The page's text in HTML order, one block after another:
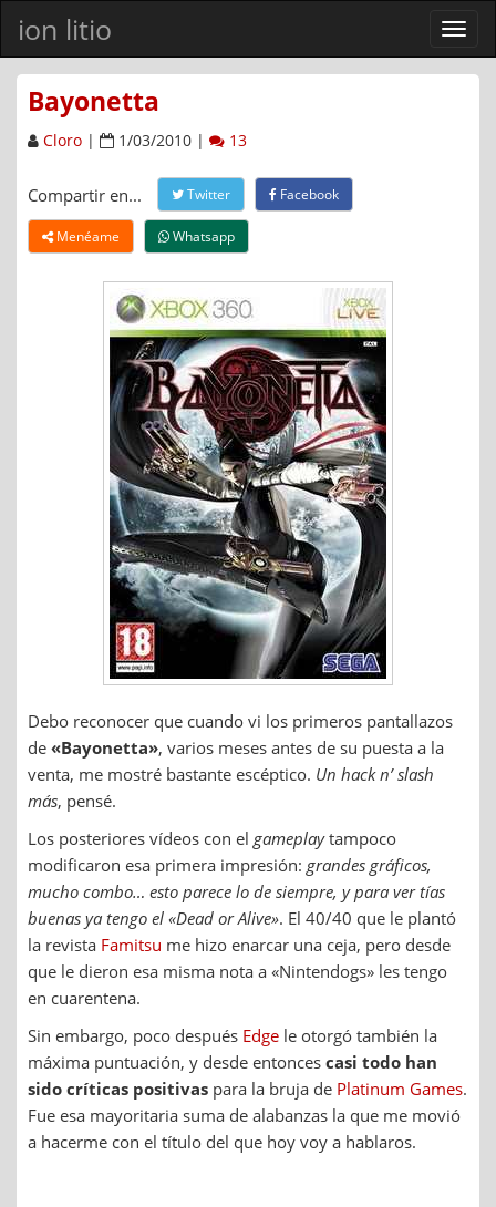
ion litio
Ver
menú
Bayonetta
Cloro | 1/03/2010 | 13
Compartir en... Twitter Facebook
Menéame Whatsapp
Debo reconocer que cuando vi los primeros pantallazos
de «Bayonetta», varios meses antes de su puesta a la
venta, me mostré bastante escéptico. Un hack n’ slash
más, pensé.
Los posteriores vídeos con el gameplaytampoco
modificaron esa primera impresión: grandes gráficos,
mucho combo… esto parece lo de siempre, y para ver tías
buenas ya tengo el «Dead or Alive». El 40/40 que le plantó
la revista Famitsu me hizo enarcar una ceja, pero desde
que le dieron esa misma nota a «Nintendogs» les tengo
en cuarentena.
Sin embargo, poco después Edge le otorgó también la
máxima puntuación, y desde entonces casi todo han
sido críticas positivas para la bruja de Platinum Games.
Fue esa mayoritaria suma de alabanzas la que me movió
a hacerme con el título del que hoy voy a hablaros.